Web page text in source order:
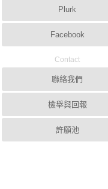
Plurk
Facebook
Contact
聯絡我們
檢舉與回報
許願池